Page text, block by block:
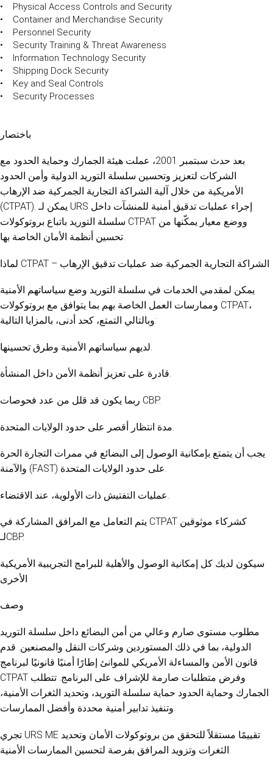
• Physical Access Controls and Security
• Container and Merchandise Security
• Personnel Security
• Security Training & Threat Awareness
• Information Technology Security
• Shipping Dock Security
• Key and Seal Controls
• Security Processes
باختصار
بعد حدث سبتمبر 2001، عملت هيئة الجمارك وحماية الحدود مع
الشركات لتعزيز وتحسين سلسلة التوريد الدولية وأمن الحدود
الأمريكية من خلال آلية الشراكة التجارية الجمركية ضد الإرهاب
(CTPAT). يمكن لـ URS إجراء عمليات تدقيق أمنية للمنشآت داخل
سلسلة التوريد باتباع بروتوكولات CTPAT ووضع معيار يمكّنها من
تحسين أنظمة الأمان الخاصة بها.
لماذا CTPAT – الشراكة التجارية الجمركية ضد عمليات تدقيق الإرهاب
يمكن لمقدمي الخدمات في سلسلة التوريد وضع سياساتهم الأمنية
وممارسات العمل الخاصة بهم بما يتوافق مع بروتوكولات CTPAT،
وبالتالي التمتع، كحد أدنى، بالمزايا التالية:
لديهم سياساتهم الأمنية وطرق تحسينها.
قادرة على تعزيز أنظمة الأمن داخل المنشأة.
ربما يكون قد قلل من عدد فحوصات CBP.
يجب أن يتمتع بإمكانية الوصول إلى البضائع في ممرات التجارة الحرة
والآمنة (FAST) على حدود الولايات المتحدة.
يتم التعامل مع المرافق المشاركة في CTPAT كشركاء موثوقين
لـCBP.
سيكون لديك كل إمكانية الوصول والأهلية للبرامج التجريبية الأمريكية
الأخرى
وصف
مطلوب مستوى صارم وعالي من أمن البضائع داخل سلسلة التوريد
الدولية، بما في ذلك المستوردين وشركات النقل والمصنعين. قدم
قانون الأمن والمساءلة الأمريكي للموانئ إطارًا أمنيًا قانونيًا لبرنامج
CTPAT وفرض متطلبات صارمة للإشراف على البرنامج. تتطلب
الجمارك وحماية الحدود حماية سلسلة التوريد، وتحديد الثغرات الأمنية،
وتنفيذ تدابير أمنية محددة وأفضل الممارسات.
تجري URS ME تقييمًا مستقلاً للتحقق من بروتوكولات الأمان وتحديد